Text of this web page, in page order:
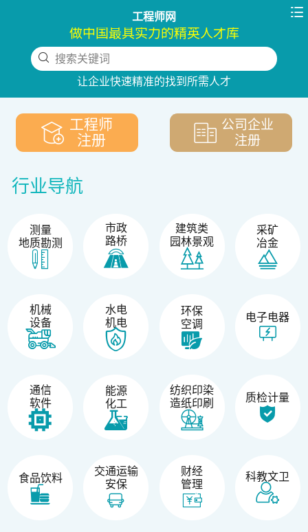
工程师网 
做中国最具实力的精英人才库
搜索关键词
让企业快速精准的找到所需人才
下拉刷新
工程师
注册
公司企业
注册
行业导航
测量
地质勘测
市政
路桥
建筑类
园林景观
采矿
冶金
机械
设备
水电
机电
环保
空调
电子电器
通信
软件
能源
化工
纺织印染
造纸印刷
质检计量
食品饮料
交通运输
安保
财经
管理
科教文卫